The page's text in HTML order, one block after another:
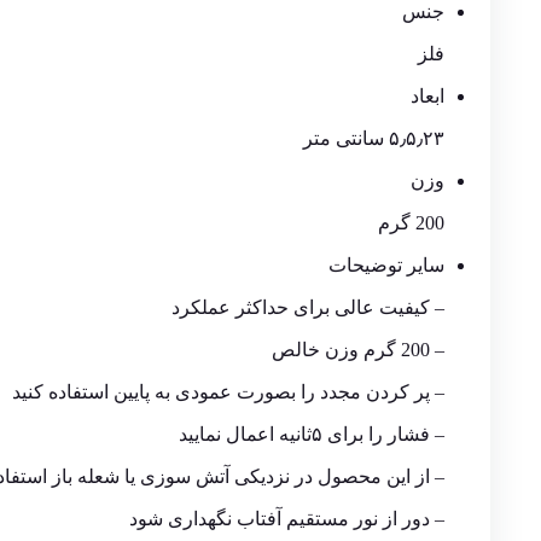
جنس
فلز
ابعاد
۵٫۵٫۲۳ سانتی متر
وزن
200 گرم
سایر توضیحات
– کیفیت عالی برای حداکثر عملکرد
– 200 گرم وزن خالص
– پر کردن مجدد را بصورت عمودی به پایین استفاده کنید
– فشار را برای ۵ثانیه اعمال نمایید
– از این محصول در نزدیکی آتش سوزی یا شعله باز
– دور از نور مستقیم آفتاب نگهداری شود